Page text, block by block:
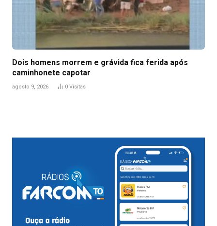
Dois homens morrem e grávida fica ferida após
caminhonete capotar
agosto 9, 2026 0 Visitas